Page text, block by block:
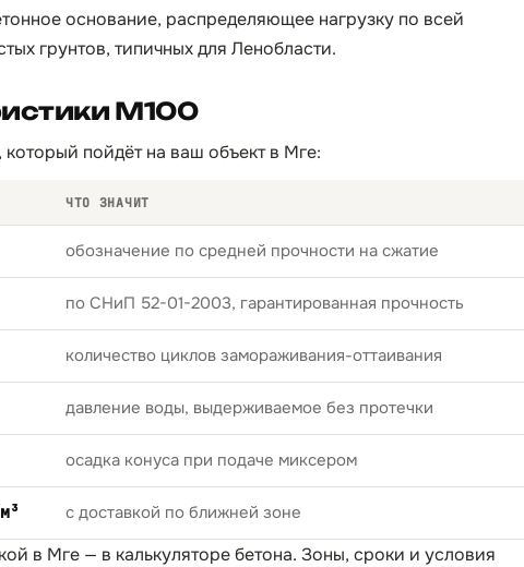
основание, распределяющее нагрузку по всей
грунтов, типичных для Ленобласти.
М100
пойдёт на ваш объект в Мге:
ЧТО ЗНАЧИТ
обозначение по средней прочности на сжатие
по СНиП 52-01-2003, гарантированная прочность
количество циклов замораживания-оттаивания
давление воды, выдерживаемое без протечки
осадка конуса при подаче миксером
с доставкой по ближней зоне
в Мге — в калькуляторе бетона. Зоны, сроки и условия